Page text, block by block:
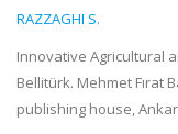
RAZZAGHI S.
Innovative Agricultural
Bellitürk. Mehmet Fırat
publishing house,